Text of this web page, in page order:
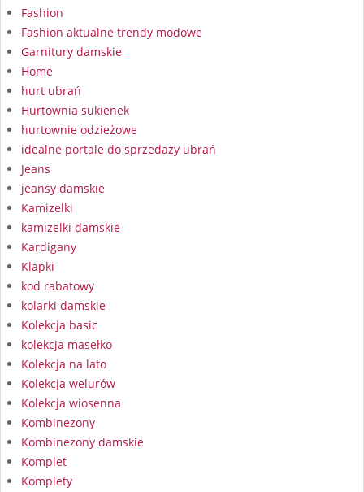
Fashion
Fashion aktualne trendy modowe
Garnitury damskie
Home
hurt ubrań
Hurtownia sukienek
hurtownie odzieżowe
idealne portale do sprzedaży ubrań
Jeans
jeansy damskie
Kamizelki
kamizelki damskie
Kardigany
Klapki
kod rabatowy
kolarki damskie
Kolekcja basic
kolekcja masełko
Kolekcja na lato
Kolekcja welurów
Kolekcja wiosenna
Kombinezony
Kombinezony damskie
Komplet
Komplety